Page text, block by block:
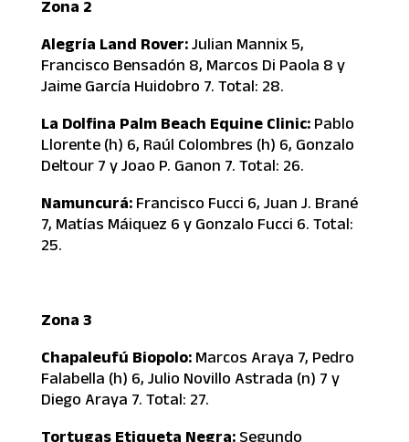
Zona 2
Alegría Land Rover: Julian Mannix 5,
Francisco Bensadón 8, Marcos Di Paola 8 y
Jaime García Huidobro 7. Total: 28.
La Dolfina Palm Beach Equine Clinic: Pablo
Llorente (h) 6, Raúl Colombres (h) 6, Gonzalo
Deltour 7 y Joao P. Ganon 7. Total: 26.
Namuncurá: Francisco Fucci 6, Juan J. Brané
7, Matías Máiquez 6 y Gonzalo Fucci 6. Total:
25.
Zona 3
Chapaleufú Biopolo: Marcos Araya 7, Pedro
Falabella (h) 6, Julio Novillo Astrada (n) 7 y
Diego Araya 7. Total: 27.
Tortugas Etiqueta Negra: Segundo